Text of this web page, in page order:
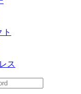
ト
ス